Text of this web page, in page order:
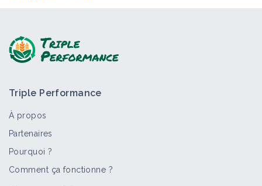
Triple Performance
À propos
Partenaires
Pourquoi ?
Comment ça fonctionne ?